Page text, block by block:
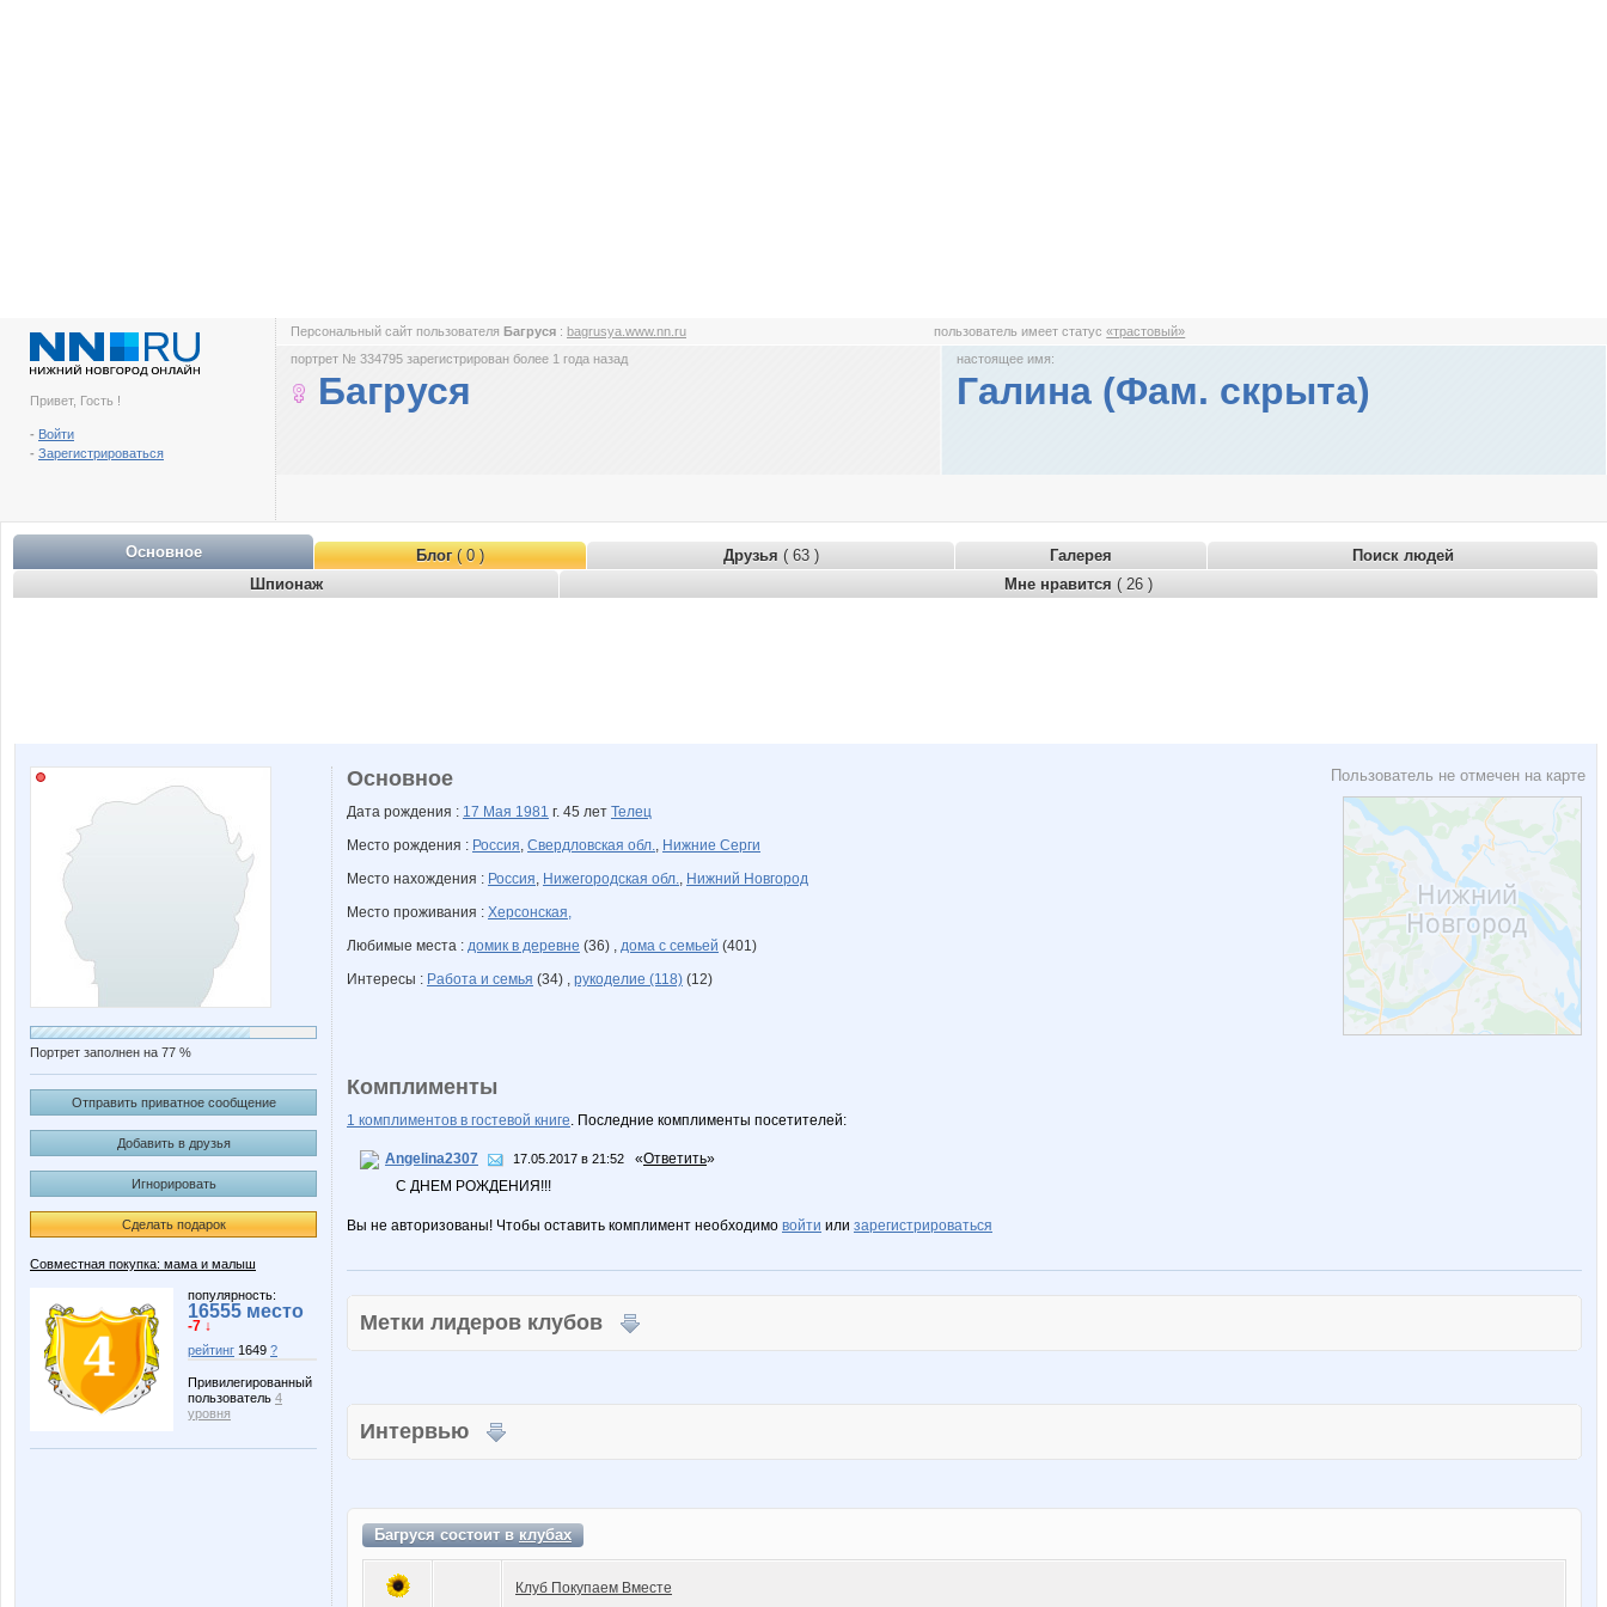
Привет, Гость !
- Войти
- Зарегистрироваться
Персональный сайт пользователя Багруся : bagrusya.www.nn.ru пользователь имеет статус«трастовый»
портрет № 334795 зарегистрирован более 1 года назад
Багруся
настоящее имя:
Галина (Фам. скрыта)
Основное Блог( 0 ) Друзья ( 63 ) Галерея
Поиск людей
Шпионаж
Мне нравится ( 26 )
Портрет заполнен на 77 %
Отправить приватное сообщение
Добавить в друзья
Игнорировать
Сделать подарок
Совместная покупка: мама и малыш
популярность:
16555 место
-7 ↓
рейтинг 1649 ?
Привилегированный
пользователь 4
уровня
Пользователь не отмечен на карте
Основное
Дата рождения : 17 Мая 1981 г. 45 лет Телец
Место рождения : Россия, Свердловская обл., Нижние Серги
Место нахождения : Россия, Нижегородская обл., Нижний Новгород
Место проживания : Херсонская,
Любимые места : домик в деревне (36) , дома с семьей (401)
Интересы : Работа и семья (34) , рукоделие (118) (12)
Комплименты
1 комплиментов в гостевой книге. Последние комплименты посетителей:
Angelina2307 17.05.2017 в 21:52 «Ответить»
С ДНЕМ РОЖДЕНИЯ!!!
Вы не авторизованы! Чтобы оставить комплимент необходимо войти или зарегистрироваться
Метки лидеров клубов
Интервью
Багруся состоит вклубах
Клуб Покупаем Вместе